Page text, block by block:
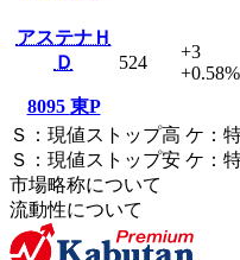
アステナＨ
Ｄ
8095 東P
524
+3
+0.58%
Ｓ ： 現値ストップ高 ケ ：
Ｓ ： 現値ストップ安 ケ ：
市場略称について
流動性について